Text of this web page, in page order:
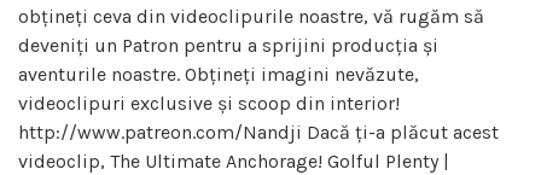
obțineți ceva din videoclipurile noastre, vă rugăm să
deveniți un Patron pentru a sprijini producția și
aventurile noastre. Obțineți imagini nevăzute,
videoclipuri exclusive și scoop din interior!
http://www.patreon.com/Nandji Dacă ți-a plăcut acest
videoclip, The Ultimate Anchorage! Golful Plenty |